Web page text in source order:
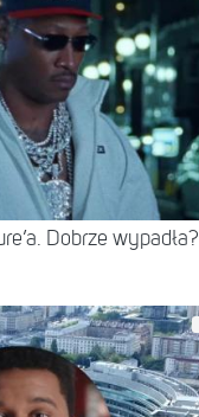
Dobrze wypadła?